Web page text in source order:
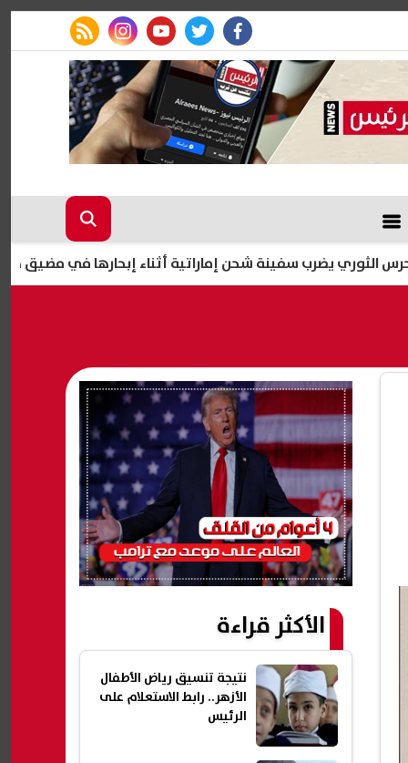
facebook
twitter
youtube
instagram
rss feed
يضرب سفينة شحن إماراتية أثناء إبحارها في مضيق هرمز
الأكثر قراءة
نتيجة تنسيق رياض الأطفال
الأزهر.. رابط الاستعلام على
الرئيس